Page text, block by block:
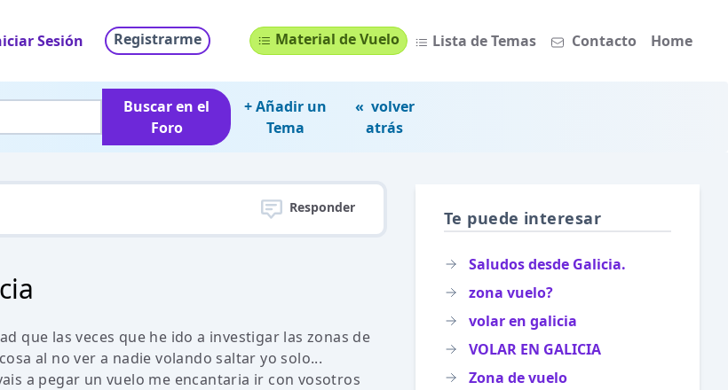
Sesión Registrarme Material de Vuelo Lista de Temas Contacto Home
Buscar en el
Foro
+ Añadir un
Tema
« volver
atrás
Responder
que las veces que he ido a investigar las zonas de
al no ver a nadie volando saltar yo solo...
a pegar un vuelo me encantaria ir con vosotros
Te puede interesar
Saludos desde Galicia.
zona vuelo?
volar en galicia
VOLAR EN GALICIA
Zona de vuelo